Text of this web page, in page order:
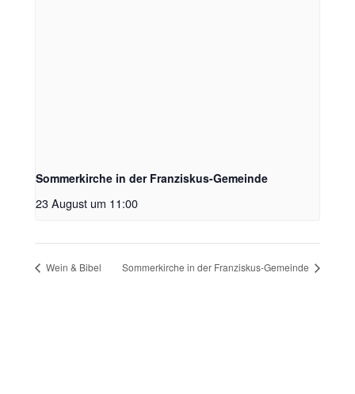
Sommerkirche in der Franziskus-Gemeinde
23 August um 11:00
Wein & Bibel Sommerkirche in der Franziskus-Gemeinde